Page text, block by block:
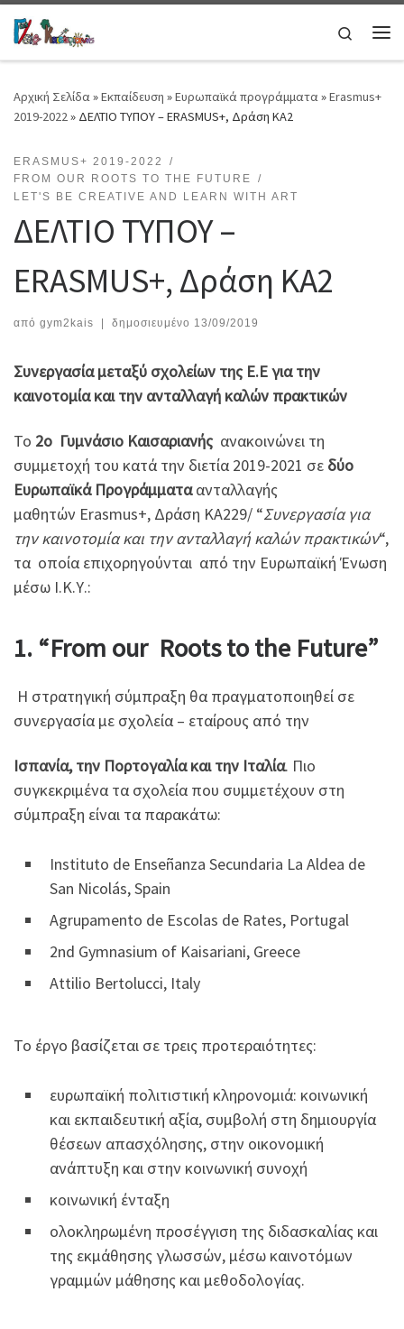
Μετάβαση στο περιεχόμενο
Search
Αρχική Σελίδα»Εκπαίδευση »Ευρωπαϊκά προγράμματα»Erasmus+
2019-2022» ΔΕΛΤΙΟ ΤΥΠΟΥ – ERASMUS+, Δράση ΚΑ2
ERASMUS+ 2019-2022
FROM OUR ROOTS TO THE FUTURE
LET'S BE CREATIVE AND LEARN WITH ART
ΔΕΛΤΙΟ ΤΥΠΟΥ –
ERASMUS+, Δράση ΚΑ2
από gym2kais δημοσιευμένο 13/09/2019
Συνεργασία μεταξύ σχολείων της Ε.Ε για την
καινοτομία και την ανταλλαγή καλών πρακτικών
Το 2o Γυμνάσιο Καισαριανήςανακοινώνει τη
συμμετοχή του κατά την διετία 2019-2021 σε δύο
Ευρωπαϊκά Προγράμματαανταλλαγής
μαθητών Erasmus+, Δράση KA229/ “Συνεργασία για
την καινοτομία και την ανταλλαγή καλών πρακτικών“,
τα οποία επιχορηγούνται από την Ευρωπαϊκή Ένωση
μέσω Ι.Κ.Υ.:
1. “From our Roots to the Future”
Η στρατηγική σύμπραξη θα πραγματοποιηθεί σε
συνεργασία με σχολεία – εταίρους από την
Ισπανία, την Πορτογαλία και την Ιταλία. Πιο
συγκεκριμένα τα σχολεία που συμμετέχουν στη
σύμπραξη είναι τα παρακάτω:
Instituto de Enseñanza Secundaria La Aldea de
San Nicolás, Spain
Agrupamento de Escolas de Rates, Portugal
2nd Gymnasium of Kaisariani, Greece
Attilio Bertolucci, Italy
Το έργο βασίζεται σε τρεις προτεραιότητες:
ευρωπαϊκή πολιτιστική κληρονομιά: κοινωνική
και εκπαιδευτική αξία, συμβολή στη δημιουργία
θέσεων απασχόλησης, στην οικονομική
ανάπτυξη και στην κοινωνική συνοχή
κοινωνική ένταξη
ολοκληρωμένη προσέγγιση της διδασκαλίας και
της εκμάθησης γλωσσών, μέσω καινοτόμων
γραμμών μάθησης και μεθοδολογίας.